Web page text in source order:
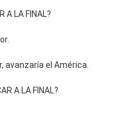
A LA FINAL?
avanzaría el América.
A LA FINAL?